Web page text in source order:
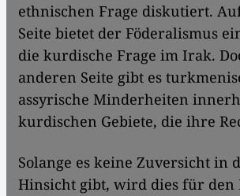
ethnischen Frage diskutiert.
Seite bietet der Föderalismus
die kurdische Frage im Irak.
anderen Seite gibt es
assyrische Minderheiten
kurdischen Gebiete, die ihre
Solange es keine Zuversicht in
Hinsicht gibt, wird dies für den